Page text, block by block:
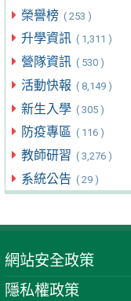
榮譽榜 ( 253 )
升學資訊 ( 1,311 )
營隊資訊 ( 530 )
活動快報 ( 8,149 )
新生入學 ( 305 )
防疫專區 ( 116 )
教師研習 ( 3,276 )
系統公告 ( 29 )
網站安全政策
隱私權政策